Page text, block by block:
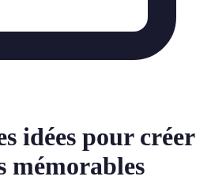
idées pour créer
mémorables